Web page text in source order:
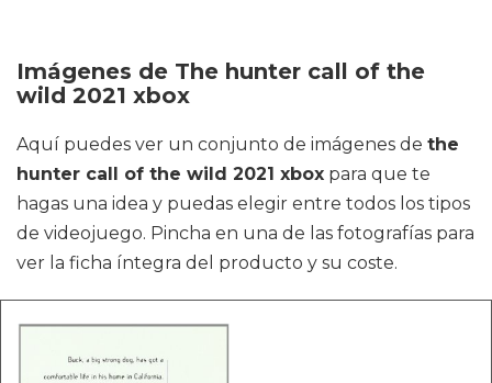
Imágenes de The hunter call of the
wild 2021 xbox
Aquí puedes ver un conjunto de imágenes de the
hunter call of the wild 2021 xbox para que te
hagas una idea y puedas elegir entre todos los tipos
de videojuego. Pincha en una de las fotografías para
ver la ficha íntegra del producto y su coste.